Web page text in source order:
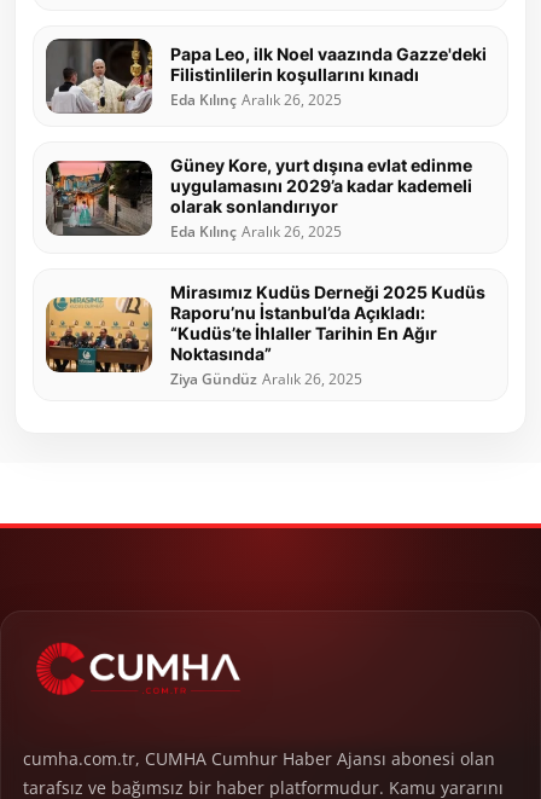
Papa Leo, ilk Noel vaazında Gazze'deki
Filistinlilerin koşullarını kınadı
Eda Kılınç Aralık 26, 2025
Güney Kore, yurt dışına evlat edinme
uygulamasını 2029’a kadar kademeli
olarak sonlandırıyor
Eda Kılınç Aralık 26, 2025
Mirasımız Kudüs Derneği 2025 Kudüs
Raporu’nu İstanbul’da Açıkladı:
“Kudüs’te İhlaller Tarihin En Ağır
Noktasında”
Ziya Gündüz Aralık 26, 2025
cumha.com.tr, CUMHA Cumhur Haber Ajansı abonesi olan
tarafsız ve bağımsız bir haber platformudur. Kamu yararını